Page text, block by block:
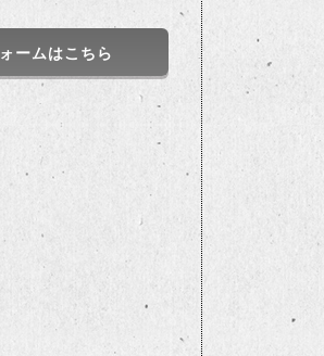
ームはこちら